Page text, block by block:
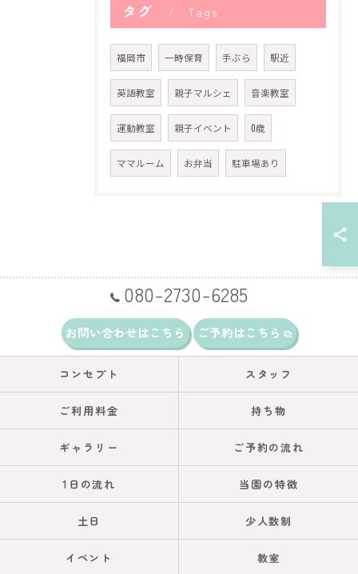
タグ Tags
福岡市 一時保育 手ぶら 駅近
英語教室 親子マルシェ 音楽教室
運動教室 親子イベント 0歳
ママルーム お弁当 駐車場あり
080-2730-6285
お問い合わせはこちら ご予約はこちら
コンセプト スタッフ
ご利用料金 持ち物
ギャラリー ご予約の流れ
1日の流れ 当園の特徴
土日 少人数制
イベント 教室